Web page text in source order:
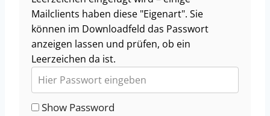
Mailclients haben diese "Eigenart". Sie
können im Downloadfeld das Passwort
anzeigen lassen und prüfen, ob ein
Leerzeichen da ist.
Show Password